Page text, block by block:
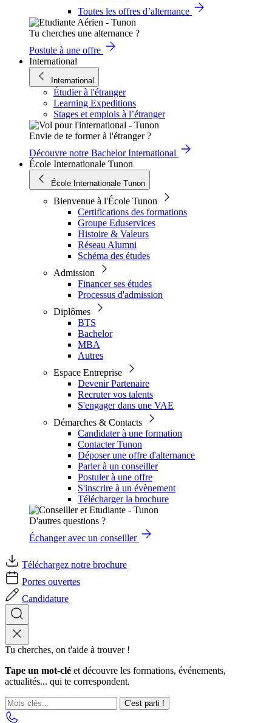
Toutes les offres d’alternance
Tu cherches une alternance ?
Postule à une offre
International
International
Étudier à l'étranger
Learning Expeditions
Stages et emplois à l’étranger
Envie de te former à l'étranger ?
Découvre notre Bachelor International
École Internationale Tunon
École Internationale Tunon
Bienvenue à l'École Tunon
Certifications des formations
Groupe Eduservices
Histoire & Valeurs
Réseau Alumni
Schéma des études
Admission
Financer ses études
Processus d'admission
Diplômes
BTS
Bachelor
MBA
Autres
Espace Entreprise
Devenir Partenaire
Recruter vos talents
S'engager dans une VAE
Démarches & Contacts
Candidater à une formation
Contacter Tunon
Déposer une offre d'alternance
Parler à un conseiller
Postuler à une offre
S'inscrire à un évènement
Télécharger la brochure
D'autres questions ?
Échanger avec un conseiller
Téléchargez notre brochure
Portes ouvertes
Candidature
Tu cherches, on t'aide à trouver !
Tape un mot-clé et découvre les formations, événements,
actualités... qui te correspondent.
C'est parti !